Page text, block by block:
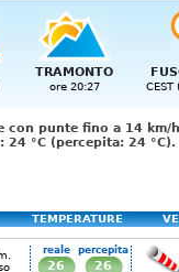
TRAMONTO
ore 20:27 CEST
con punte fino a 14 km/
°C (percepita: 24 °C).
TEMPERATURE
reale
26
percepita
26